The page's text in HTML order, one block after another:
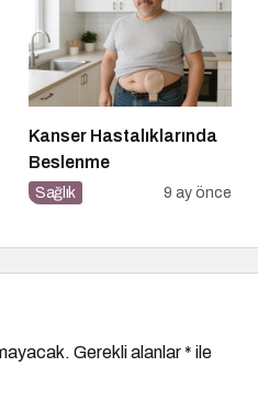
Kanser Hastalıklarında
Beslenme
Sağlık 9 ay önce
Gerekli alanlar* ile